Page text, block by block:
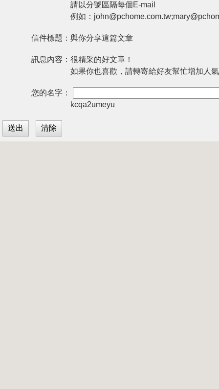
請以分號區隔每個E-mail
例如：
信件標題： 與你分享這篇文章
訊息內容： 很精采的好文章！
如果你也喜歡，請轉寄給好友幫忙增加人
您的名字：
kcqa2umeyu